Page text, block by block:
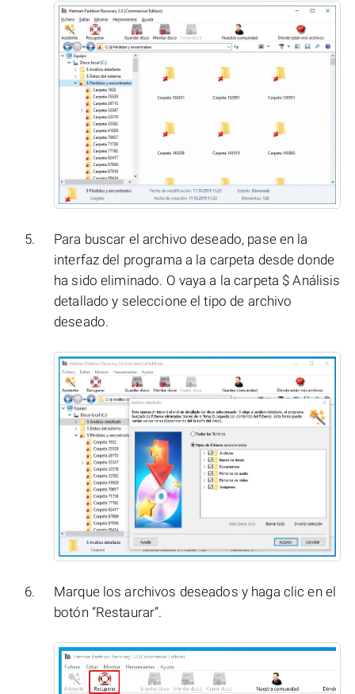
Para buscar el archivo deseado, pase en la
interfaz del programa a la carpeta desde donde
ha sido eliminado. O vaya a la carpeta $ Análisis
detallado y seleccione el tipo de archivo
deseado.
Marque los archivos deseados y haga clic en el
botón “Restaurar”.